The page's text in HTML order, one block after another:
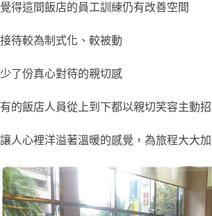
覺得這間飯店的員工訓練仍有改善空間
接待較為制式化、較被動
少了份真心對待的親切感
有的飯店人員從上到下都以親切笑容主動
讓人心裡洋溢著溫暖的感覺，為旅程大大